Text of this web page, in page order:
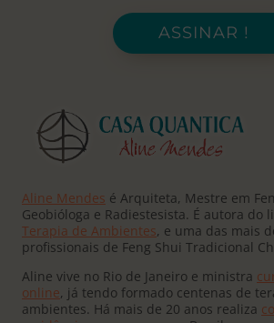
ASSINAR !
Aline Mendes é Arquiteta, Mestre em
Geobióloga e Radiestesista. É autora do
Terapia de Ambientes, e uma das mais
profissionais de Feng Shui Tradicional
Aline vive no Rio de Janeiro e ministra
online, já tendo formado centenas de
ambientes. Há mais de 20 anos realiza